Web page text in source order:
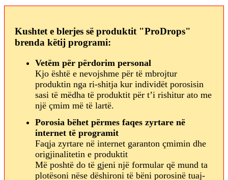
Kushtet e blerjes së produktit "ProDrops"
brenda këtij programi:
Vetëm për përdorim personal
Kjo është e nevojshme për të mbrojtur
produktin nga ri-shitja kur individët porosisin
sasi të mëdha të produktit për t’i rishitur ato me
një çmim më të lartë.
Porosia bëhet përmes faqes zyrtare në
internet të programit
Faqja zyrtare në internet garanton çmimin dhe
origjinalitetin e produktit
Më poshtë do të gjeni një formular që mund ta
plotësoni nëse dëshironi të bëni porosinë tuaj-